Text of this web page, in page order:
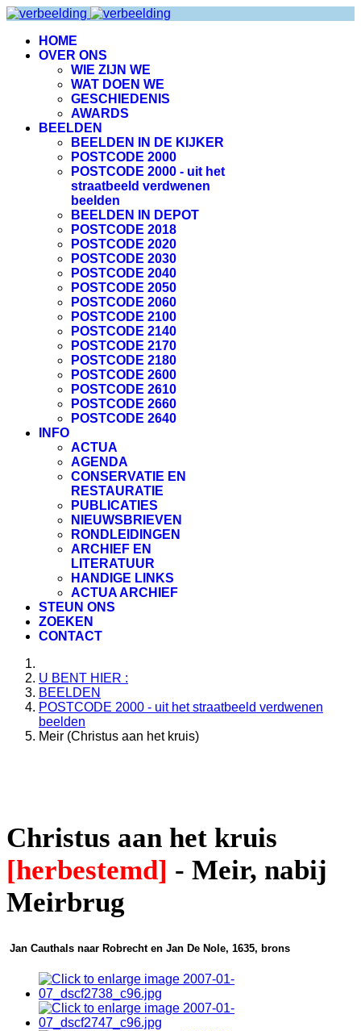
HOME
OVER ONS
WIE ZIJN WE
WAT DOEN WE
GESCHIEDENIS
AWARDS
BEELDEN
BEELDEN IN DE KIJKER
POSTCODE 2000
POSTCODE 2000 - uit het
straatbeeld verdwenen
beelden
BEELDEN IN DEPOT
POSTCODE 2018
POSTCODE 2020
POSTCODE 2030
POSTCODE 2040
POSTCODE 2050
POSTCODE 2060
POSTCODE 2100
POSTCODE 2140
POSTCODE 2170
POSTCODE 2180
POSTCODE 2600
POSTCODE 2610
POSTCODE 2660
POSTCODE 2640
INFO
ACTUA
AGENDA
CONSERVATIE EN
RESTAURATIE
PUBLICATIES
NIEUWSBRIEVEN
RONDLEIDINGEN
ARCHIEF EN
LITERATUUR
HANDIGE LINKS
ACTUA ARCHIEF
STEUN ONS
ZOEKEN
CONTACT
U BENT HIER :
BEELDEN
POSTCODE 2000 - uit het straatbeeld verdwenen
beelden
Meir (Christus aan het kruis)
Christus aan het kruis
[herbestemd] - Meir, nabij
Meirbrug
Jan Cauthals naar Robrecht en Jan De Nole, 1635, brons